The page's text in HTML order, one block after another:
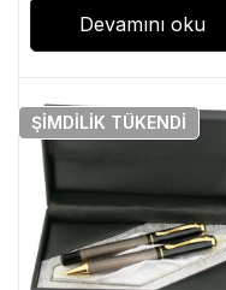
Devamını oku
ŞIMDILIK TÜKENDI